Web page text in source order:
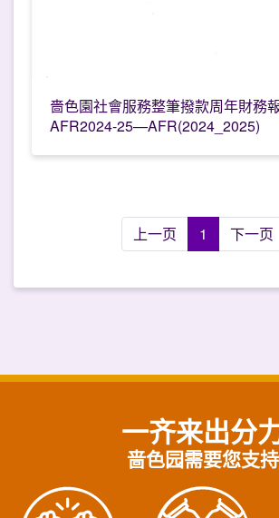
嗇色園社會服務整筆撥款周年財務
AFR2024-25—AFR(2024_2025)
上一页 1 下一页
一齐来出分
啬色园需要您支持